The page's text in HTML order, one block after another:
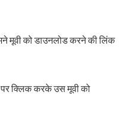
मूवी को डाउनलोड करने की लिंक
क्लिक करके उस मूवी को